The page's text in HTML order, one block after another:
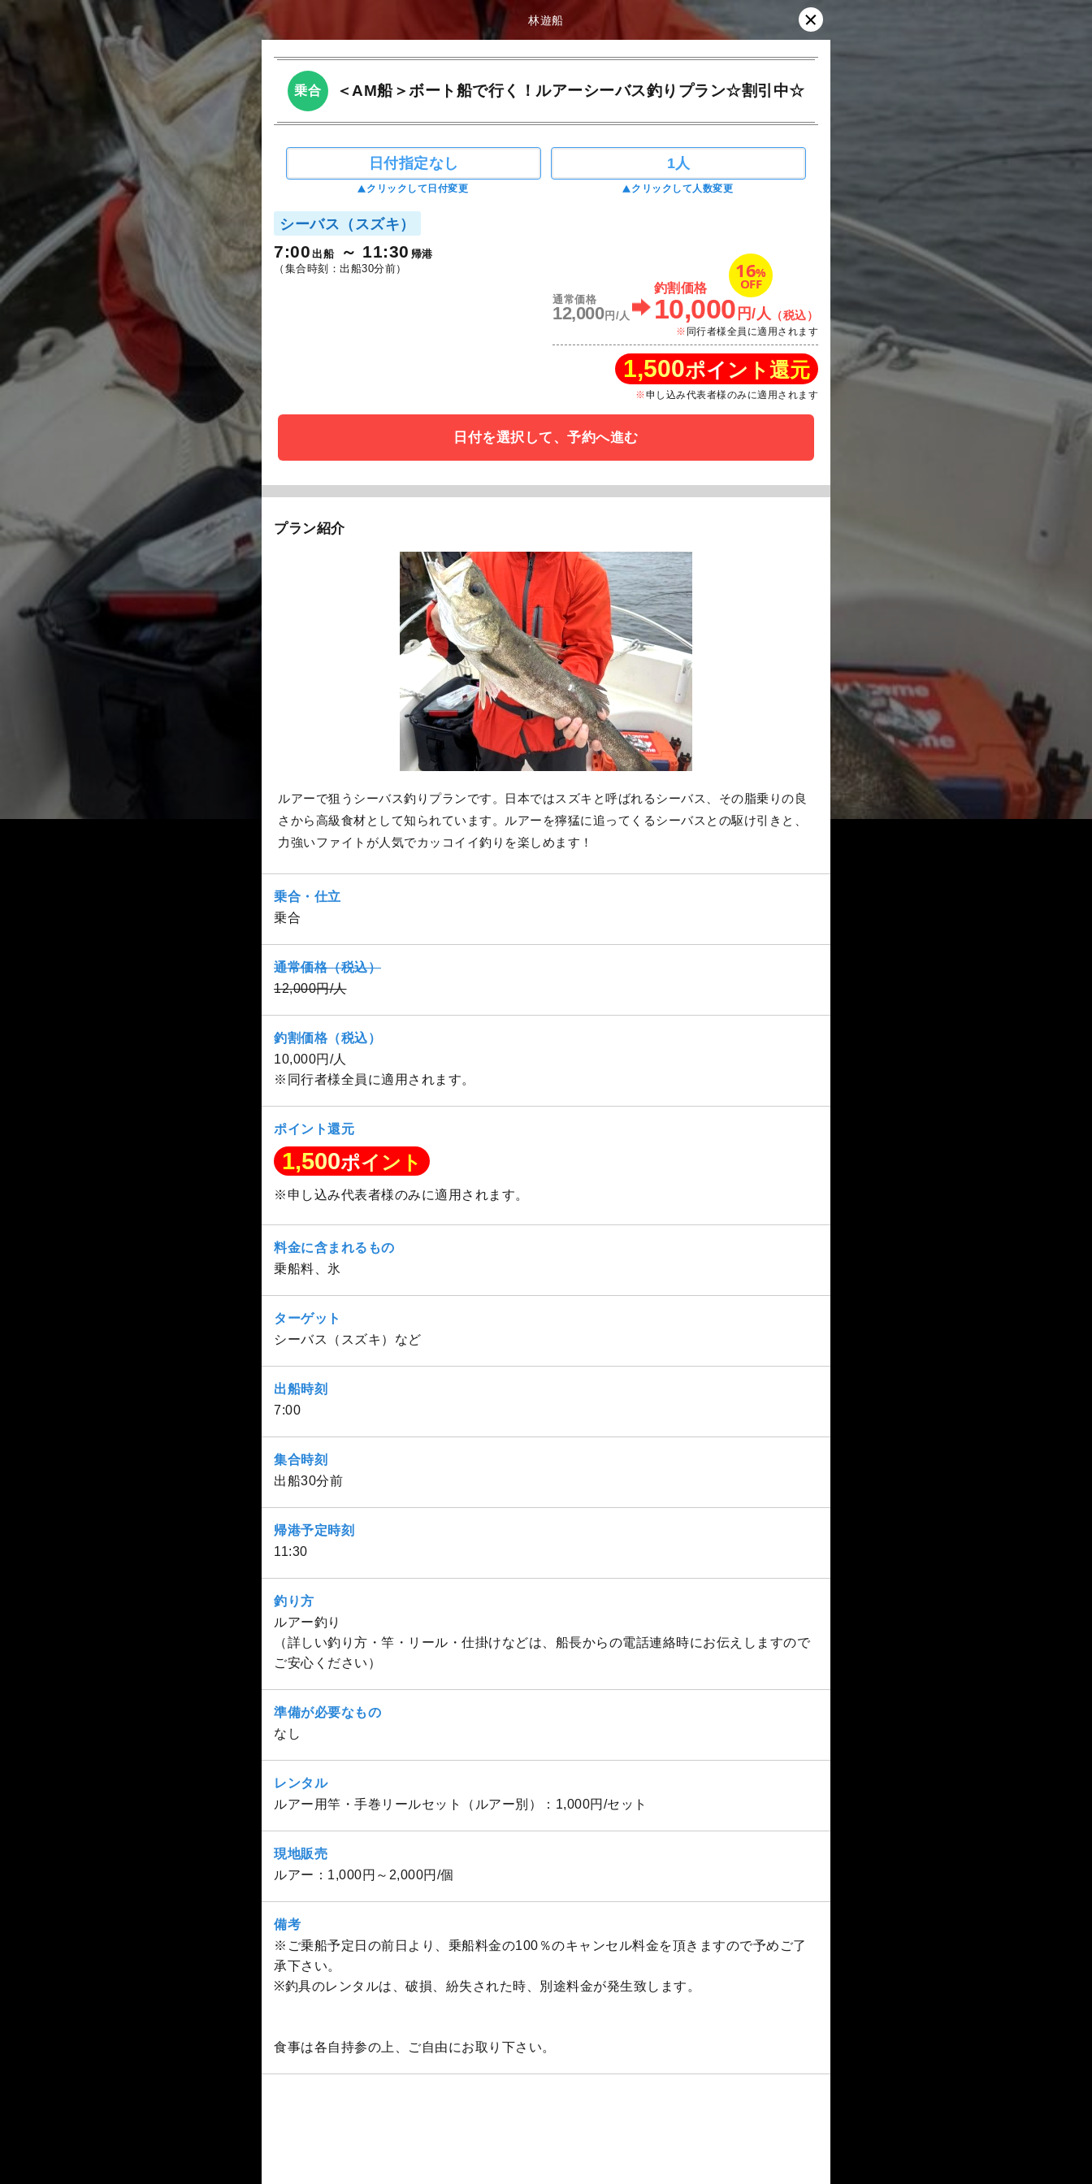
林遊船
乗合 ＜AM船＞ボート船で行く！ルアーシーバス釣りプラン☆割引中☆
日付指定なし
クリックして日付変更
1人
クリックして人数変更
シーバス（スズキ）
7:00 出船 11:30 帰港
（集合時刻：出船30分前）
通常価格
12,000 円/人
釣割価格
10,000 円/人 （税込）
16%
OFF
同行者様全員に適用されます
1,500ポイント還元
申し込み代表者様のみに適用されます
日付を選択して、予約へ進む
プラン紹介
ルアーで狙うシーバス釣りプランです。日本ではスズキと呼ばれるシーバス、その脂乗りの良
さから高級食材として知られています。ルアーを獰猛に追ってくるシーバスとの駆け引きと、
力強いファイトが人気でカッコイイ釣りを楽しめます！
乗合・仕立
乗合
通常価格（税込）
12,000円/人
釣割価格（税込）
10,000円/人
※同行者様全員に適用されます。
ポイント還元
1,500ポイント
※申し込み代表者様のみに適用されます。
料金に含まれるもの
乗船料、氷
ターゲット
シーバス（スズキ）など
出船時刻
7:00
集合時刻
出船30分前
帰港予定時刻
11:30
釣り方
ルアー釣り
（詳しい釣り方・竿・リール・仕掛けなどは、船長からの電話連絡時にお伝えしますので
ご安心ください）
準備が必要なもの
なし
レンタル
ルアー用竿・手巻リールセット（ルアー別）：1,000円/セット
現地販売
ルアー：1,000円～2,000円/個
備考
※ご乗船予定日の前日より、乗船料金の100％のキャンセル料金を頂きますので予めご了
承下さい。
※釣具のレンタルは、破損、紛失された時、別途料金が発生致します。
食事は各自持参の上、ご自由にお取り下さい。